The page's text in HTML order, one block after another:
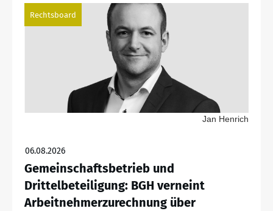
Rechtsboard
Jan Henrich
06.08.2026
Gemeinschaftsbetrieb und
Drittelbeteiligung: BGH verneint
Arbeitnehmerzurechnung über